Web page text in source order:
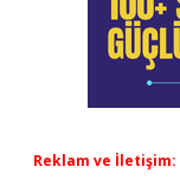
Reklam ve İletişim: